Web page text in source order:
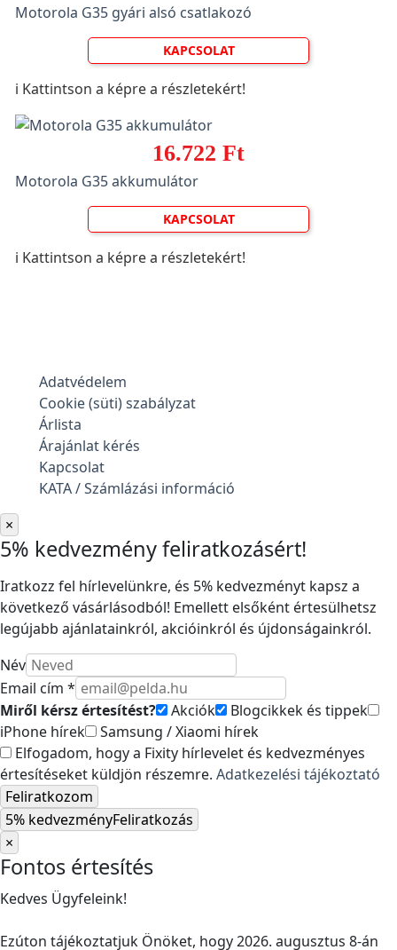
Motorola G35 gyári alsó csatlakozó
KAPCSOLAT
ℹ️ Kattintson a képre a részletekért!
16.722 Ft
Motorola G35 akkumulátor
KAPCSOLAT
ℹ️ Kattintson a képre a részletekért!
Adatvédelem
Cookie (süti) szabályzat
Árlista
Árajánlat kérés
Kapcsolat
KATA / Számlázási információ
×
5% kedvezmény feliratkozásért!
Iratkozz fel hírlevelünkre, és 5% kedvezményt kapsz a
következő vásárlásodból! Emellett elsőként értesülhetsz
legújabb ajánlatainkról, akcióinkról és újdonságainkról.
Név
Email cím *
Miről kérsz értesítést?
Akciók
Blogcikkek és tippek
iPhone hírek
Samsung / Xiaomi hírek
Elfogadom, hogy a Fixity hírlevelet és kedvezményes
értesítéseket küldjön részemre. Adatkezelési tájékoztató
Feliratkozom
5% kedvezményFeliratkozás
×
Fontos értesítés
Kedves Ügyfeleink!
Ezúton tájékoztatjuk Önöket, hogy 2026. augusztus 8-án